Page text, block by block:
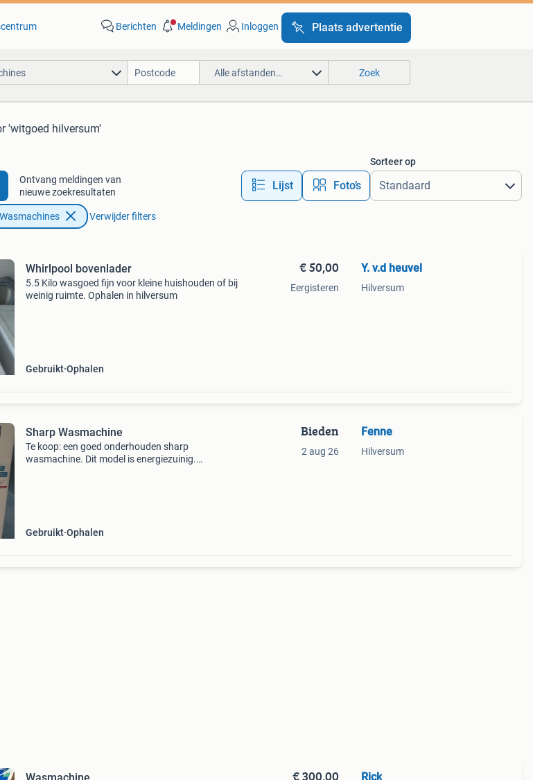
Berichten Meldingen Inloggen Plaats advertentie
Alle afstanden… Zoek
'witgoed hilversum'
Ontvang meldingen van
nieuwe zoekresultaten
Lijst Foto’s
Sorteer op
Wasmachines Verwijder filters
Whirlpool bovenlader
5.5 Kilo wasgoed fijn voor kleine huishouden of bij
weinig ruimte. Ophalen in hilversum
Gebruikt Ophalen
€ 50,00
Eergisteren
Y. v.d heuvel
Hilversum
Sharp Wasmachine
Te koop: een goed onderhouden sharp
wasmachine. Dit model is energiezuinig.
Gebruikt Ophalen
Bieden
2 aug 26
Fenne
Hilversum
€ 300,00 Rick